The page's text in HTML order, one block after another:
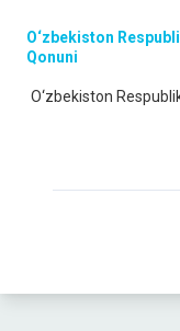
O‘zbekiston
Qonuni
O‘zbekiston